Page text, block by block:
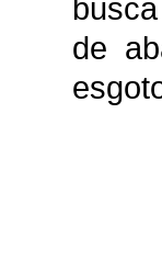
de